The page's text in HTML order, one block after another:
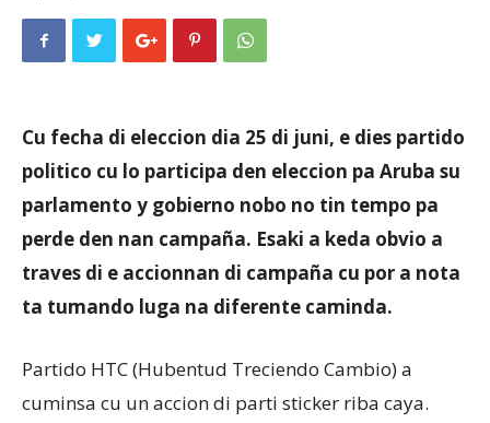
Aruba
Cu fecha di eleccion dia 25 di juni, e dies partido
politico cu lo participa den eleccion pa Aruba su
parlamento y gobierno nobo no tin tempo pa
perde den nan campaña. Esaki a keda obvio a
traves di e accionnan di campaña cu por a nota
ta tumando luga na diferente caminda.
Partido HTC (Hubentud Treciendo Cambio) a
cuminsa cu un accion di parti sticker riba caya.